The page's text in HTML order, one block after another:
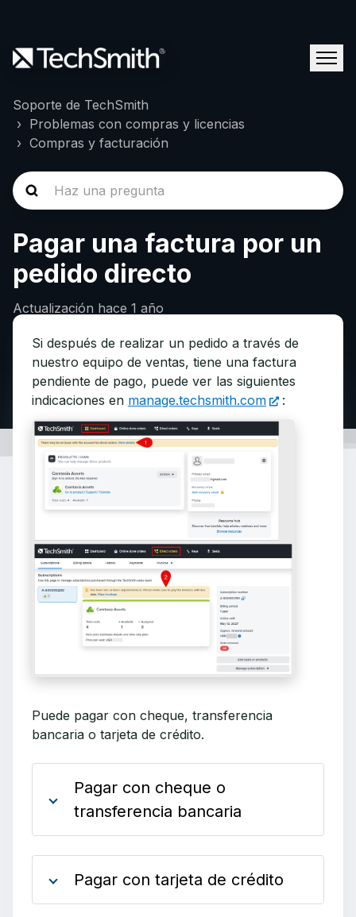
Soporte de TechSmith
Problemas con compras y licencias
Compras y facturación
Pagar una factura por un
pedido directo
Actualización hace 1 año
Si después de realizar un pedido a través de
nuestro equipo de ventas, tiene una factura
pendiente de pago, puede ver las siguientes
indicaciones en manage.techsmith.com :
Puede pagar con cheque, transferencia
bancaria o tarjeta de crédito.
Pagar con cheque o
transferencia bancaria
Pagar con tarjeta de crédito